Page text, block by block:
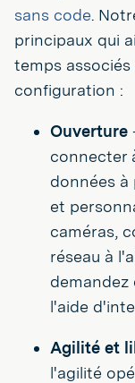
sans code.
principaux qui
temps
configuration :
Ouverture
connecter
données à
et
caméras,
réseau à
demandez
l'aide
Agilité et
l'agilité